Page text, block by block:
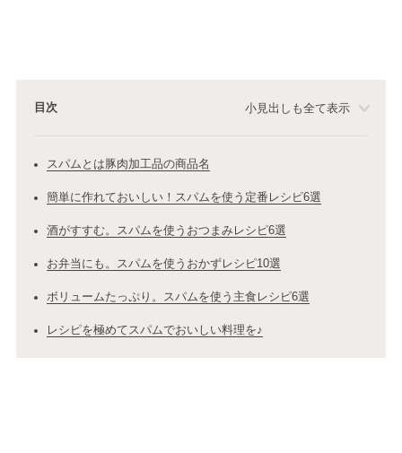
目次 小見出しも全て表示
スパムとは豚肉加工品の商品名
簡単に作れておいしい！スパムを使う定番レシピ6選
酒がすすむ。スパムを使うおつまみレシピ6選
お弁当にも。スパムを使うおかずレシピ10選
ボリュームたっぷり。スパムを使う主食レシピ6選
レシピを極めてスパムでおいしい料理を♪